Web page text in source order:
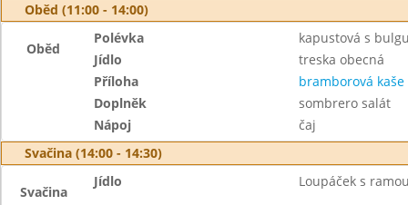
Oběd (11:00 - 14:00)
Oběd
Polévka
kapustová s
Jídlo
treska obecná
Příloha
bramborová kaše
Doplněk
sombrero salát
Nápoj
čaj
Svačina (14:00 - 14:30)
Svačina
Jídlo Loupáček s